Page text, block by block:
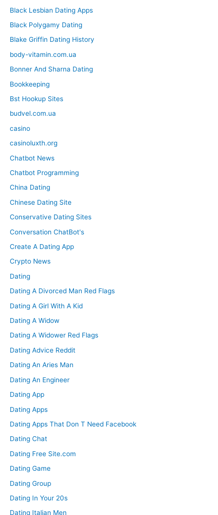
Black Lesbian Dating Apps
Black Polygamy Dating
Blake Griffin Dating History
body-vitamin.com.ua
Bonner And Sharna Dating
Bookkeeping
Bst Hookup Sites
budvel.com.ua
casino
casinoluxth.org
Chatbot News
Chatbot Programming
China Dating
Chinese Dating Site
Conservative Dating Sites
Conversation ChatBot's
Create A Dating App
Crypto News
Dating
Dating A Divorced Man Red Flags
Dating A Girl With A Kid
Dating A Widow
Dating A Widower Red Flags
Dating Advice Reddit
Dating An Aries Man
Dating An Engineer
Dating App
Dating Apps
Dating Apps That Don T Need Facebook
Dating Chat
Dating Free Site.com
Dating Game
Dating Group
Dating In Your 20s
Dating Italian Men